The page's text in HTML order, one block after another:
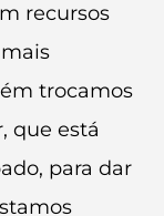
recursos
trocamos
que está
para dar